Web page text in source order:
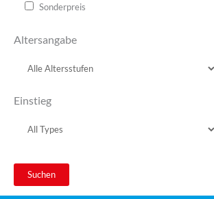
Sonderpreis
Altersangabe
Einstieg